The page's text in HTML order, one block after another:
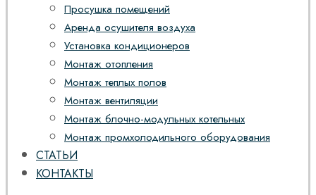
Просушка помещений
Аренда осушителя воздуха
Установка кондиционеров
Монтаж отопления
Монтаж теплых полов
Монтаж вентиляции
Монтаж блочно-модульных котельных
Монтаж промхолодильного оборудования
СТАТЬИ
КОНТАКТЫ